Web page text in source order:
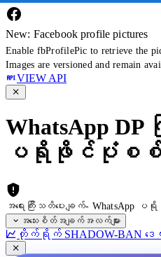
New: Facebook profile pictures
Enable fbProfilePic to retrieve the
Images are versioned and remain
VIEW API
WhatsApp
ပရိုဖိုင်ပုံစစ်ဆ
အရေးကြီးသတိပေးချက်-
အသေးစိတ်အချက်အလက်များ
တိုက်ရိုက် SHADOW-BAN ဒ